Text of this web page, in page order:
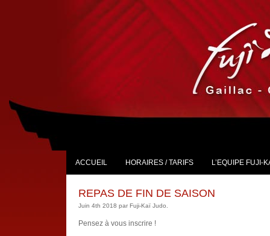
ACCUEIL HORAIRES / TARIFS L’EQUIPE FUJI-
REPAS DE FIN DE SAISON
Juin 4th 2018 par Fuji-Kaï Judo.
Pensez à vous inscrire !